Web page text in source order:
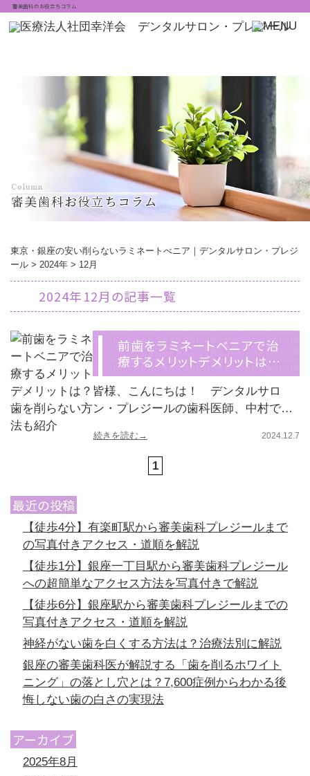
審美歯科のお役立ちコラム
東京・銀座の安い削らないラミネートべニア｜デンタルサロン・プレジ
ール> 2024年> 12月
2024年12月の記事一覧
前歯をラミネートベニアで治
療するメリットデメリットは…
皆様、こんにちは！ デンタルサロ
ン・プレジールの歯科医師、中村で…
続きを読む→ 2024.12.7
1
最近の投稿
【徒歩4分】有楽町駅から審美歯科プレジールまで
の写真付きアクセス・道順を解説
【徒歩1分】銀座一丁目駅から審美歯科プレジール
への超簡単なアクセス方法を写真付きで解説
【徒歩6分】銀座駅から審美歯科プレジールまでの
写真付きアクセス・道順を解説
神経がない歯を白くする方法は？治療法別に解説
銀座の審美歯科医が解説する「歯を削るホワイト
ニング」の落とし穴とは？7,600症例からわかる後
悔しない歯の白さの実現法
アーカイブ
2025年8月